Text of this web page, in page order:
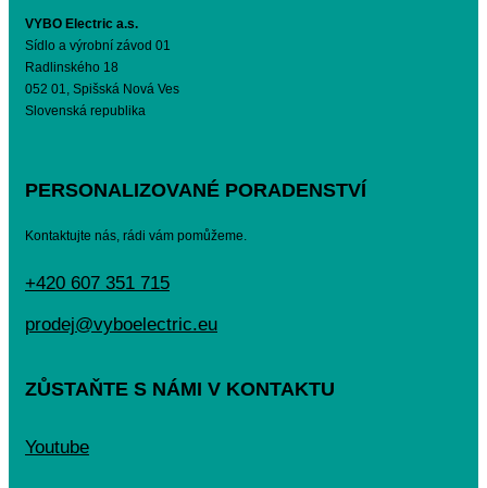
VYBO Electric a.s.
Sídlo a výrobní závod 01
Radlinského 18
052 01, Spišská Nová Ves
Slovenská republika
PERSONALIZOVANÉ PORADENSTVÍ
Kontaktujte nás, rádi vám pomůžeme.
+420 607 351 715
prodej@vyboelectric.eu
ZŮSTAŇTE S NÁMI V KONTAKTU
Youtube